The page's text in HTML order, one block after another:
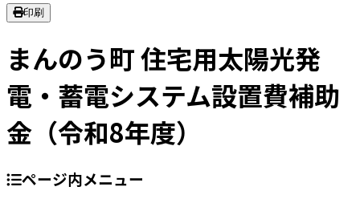
印刷
まんのう町 住宅用太陽光発
電・蓄電システム設置費補助
金（令和8年度）
ページ内メニュー